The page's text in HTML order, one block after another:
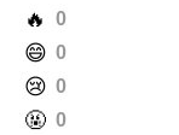
️🔥 0
️😄 0
️😢 0
️🤬 0